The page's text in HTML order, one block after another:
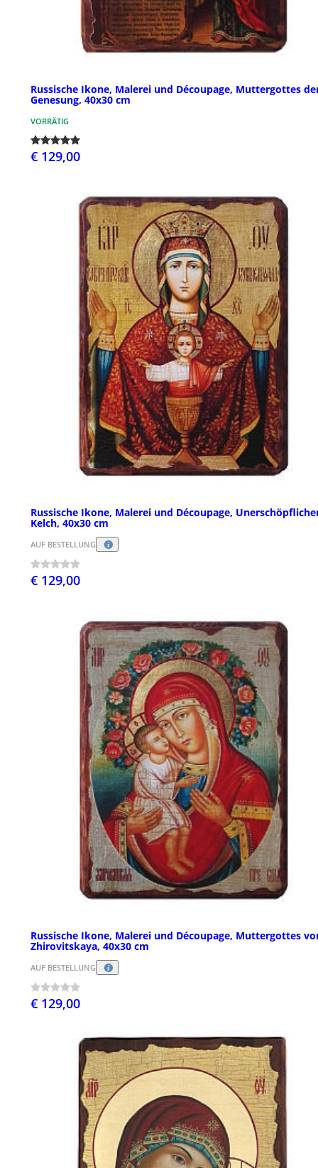
Russische Ikone, Malerei und Découpage, Muttergottes
Genesung, 40x30 cm
VORRÄTIG
€ 129,00
Russische Ikone, Malerei und Découpage,
Kelch, 40x30 cm
AUF BESTELLUNG
€ 129,00
Russische Ikone, Malerei und Découpage, Muttergottes
Zhirovitskaya, 40x30 cm
AUF BESTELLUNG
€ 129,00